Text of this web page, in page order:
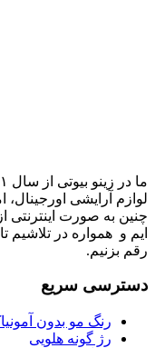
لوازم آرایشی
چنین به صورت اینترنتی
ایم و همواره در
رقم بزنیم.
دسترسی سریع
رنگ مو بدون
رژ گونه هلویی